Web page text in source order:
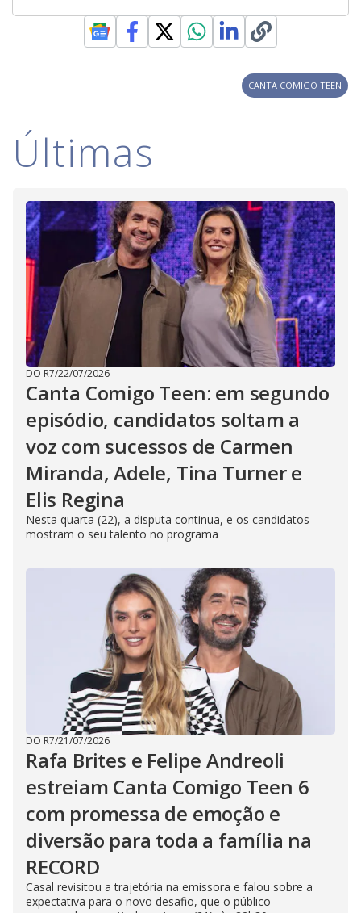
CANTA COMIGO TEEN
Últimas
DO R7/22/07/2026
Canta Comigo Teen: em segundo
episódio, candidatos soltam a
voz com sucessos de Carmen
Miranda, Adele, Tina Turner e
Elis Regina
Nesta quarta (22), a disputa continua, e os candidatos
mostram o seu talento no programa
DO R7/21/07/2026
Rafa Brites e Felipe Andreoli
estreiam Canta Comigo Teen 6
com promessa de emoção e
diversão para toda a família na
RECORD
Casal revisitou a trajetória na emissora e falou sobre a
expectativa para o novo desafio, que o público